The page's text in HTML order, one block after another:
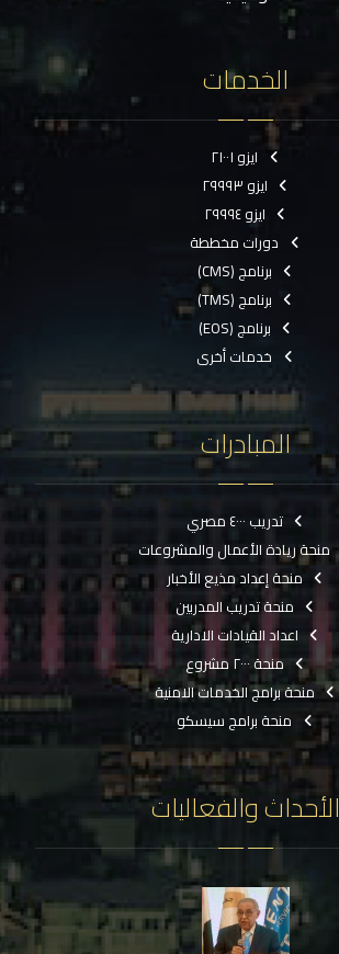
الخدمات
ايزو ٢١٠٠١
ايزو ٢٩٩٩٣
ايزو ٢٩٩٩٤
دورات مخططة
برنامج (CMS)
برنامج (TMS)
برنامج (EOS)
خدمات أخرى
المبادرات
تدريب ٤٠٠٠ مصري
منحة ريادة الأعمال والمشروعات
منحة إعداد مذيع الأخبار
منحة تدريب المدربين
اعداد القيادات الادارية
منحة ٢٠٠٠ مشروع
منحة برامج الخدمات الامنية
منحة برامج سيسكو
الأحداث والفعاليات